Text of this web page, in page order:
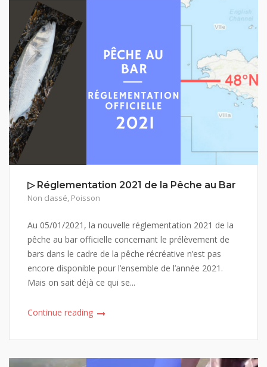
▷ Réglementation 2021 de la Pêche au Bar
Non classé, Poisson
Au 05/01/2021, la nouvelle réglementation 2021 de la
pêche au bar officielle concernant le prélèvement de
bars dans le cadre de la pêche récréative n’est pas
encore disponible pour l’ensemble de l’année 2021.
Mais on sait déjà ce qui se...
Continue reading